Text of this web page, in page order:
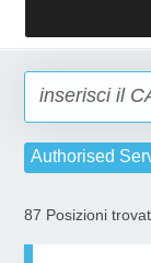
Authorised
87 Posizioni